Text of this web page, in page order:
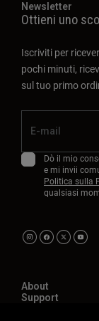
Newsletter
Ottieni uno
Iscriviti per
pochi minuti,
sul tuo primo
Dò il mio
e mi invii
Politica sulla
qualsiasi
About
Support